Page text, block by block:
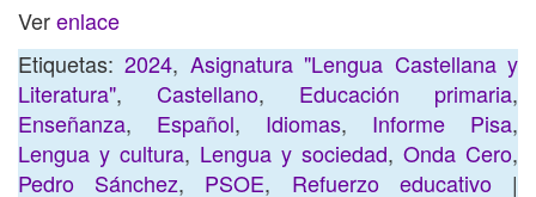
Verenlace
Etiquetas:2024, Asignatura "Lengua Castellana y
Literatura", Castellano, Educación primaria,
Enseñanza, Español, Idiomas, Informe Pisa,
Lengua y cultura, Lengua y sociedad, Onda Cero,
Pedro Sánchez, PSOE, Refuerzo educativo|